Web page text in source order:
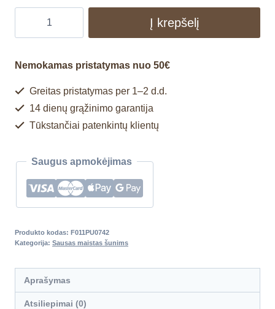
Į krepšelį
Nemokamas pristatymas nuo 50€
Greitas pristatymas per 1–2 d.d.
14 dienų grąžinimo garantija
Tūkstančiai patenkintų klientų
Saugus apmokėjimas
Produkto kodas: F011PU0742
Kategorija: Sausas maistas šunims
Aprašymas
Atsiliepimai (0)